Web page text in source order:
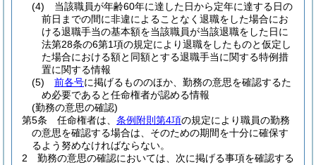
(4)
当該職員が年齢60年に達した日から定年に達する日の
前日までの間に非違によることなく退職をした場合にお
ける退職手当の基本額を当該職員が当該退職をした日に
法第28条の6第1項の規定により退職をしたものと仮定し
た場合における額と同額とする退職手当に関する特例措
置に関する情報
(5)
前各号に掲げるもののほか、勤務の意思を確認するた
め必要であると任命権者が認める情報
(勤務の意思の確認)
第5条
任命権者は、 条例附則第4項の規定により職員の勤務
の意思を確認する場合は、そのための期間を十分に確保す
るよう努めなければならない。
2
勤務の意思の確認においては、次に掲げる事項を確認する